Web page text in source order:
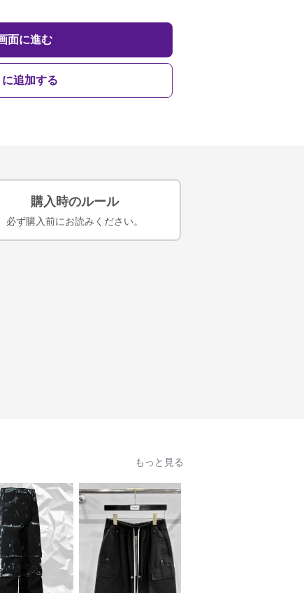
面に進む
に追加する
購入時のルール
必ず購入前にお読みください。
もっと見る